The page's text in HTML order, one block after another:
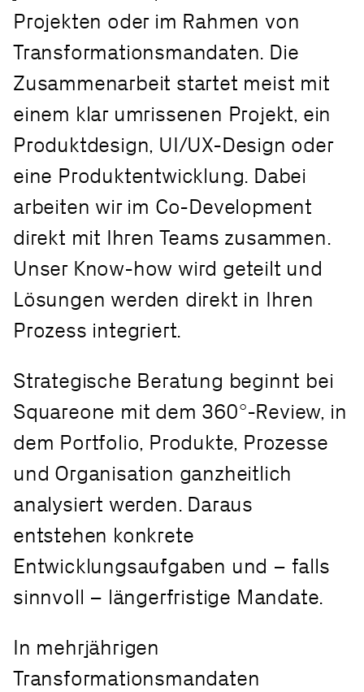
Projekten oder im Rahmen von
Transformationsmandaten. Die
Zusammenarbeit startet meist mit
einem klar umrissenen Projekt, ein
Produktdesign, UI/UX-Design oder
eine Produktentwicklung. Dabei
arbeiten wir im Co-Development
direkt mit Ihren Teams zusammen.
Unser Know-how wird geteilt und
Lösungen werden direkt in Ihren
Prozess integriert.
Strategische Beratung beginnt bei
Squareone mit dem 360°-Review, in
dem Portfolio, Produkte, Prozesse
und Organisation ganzheitlich
analysiert werden. Daraus
entstehen konkrete
Entwicklungsaufgaben und – falls
sinnvoll – längerfristige Mandate.
In mehrjährigen
Transformationsmandaten